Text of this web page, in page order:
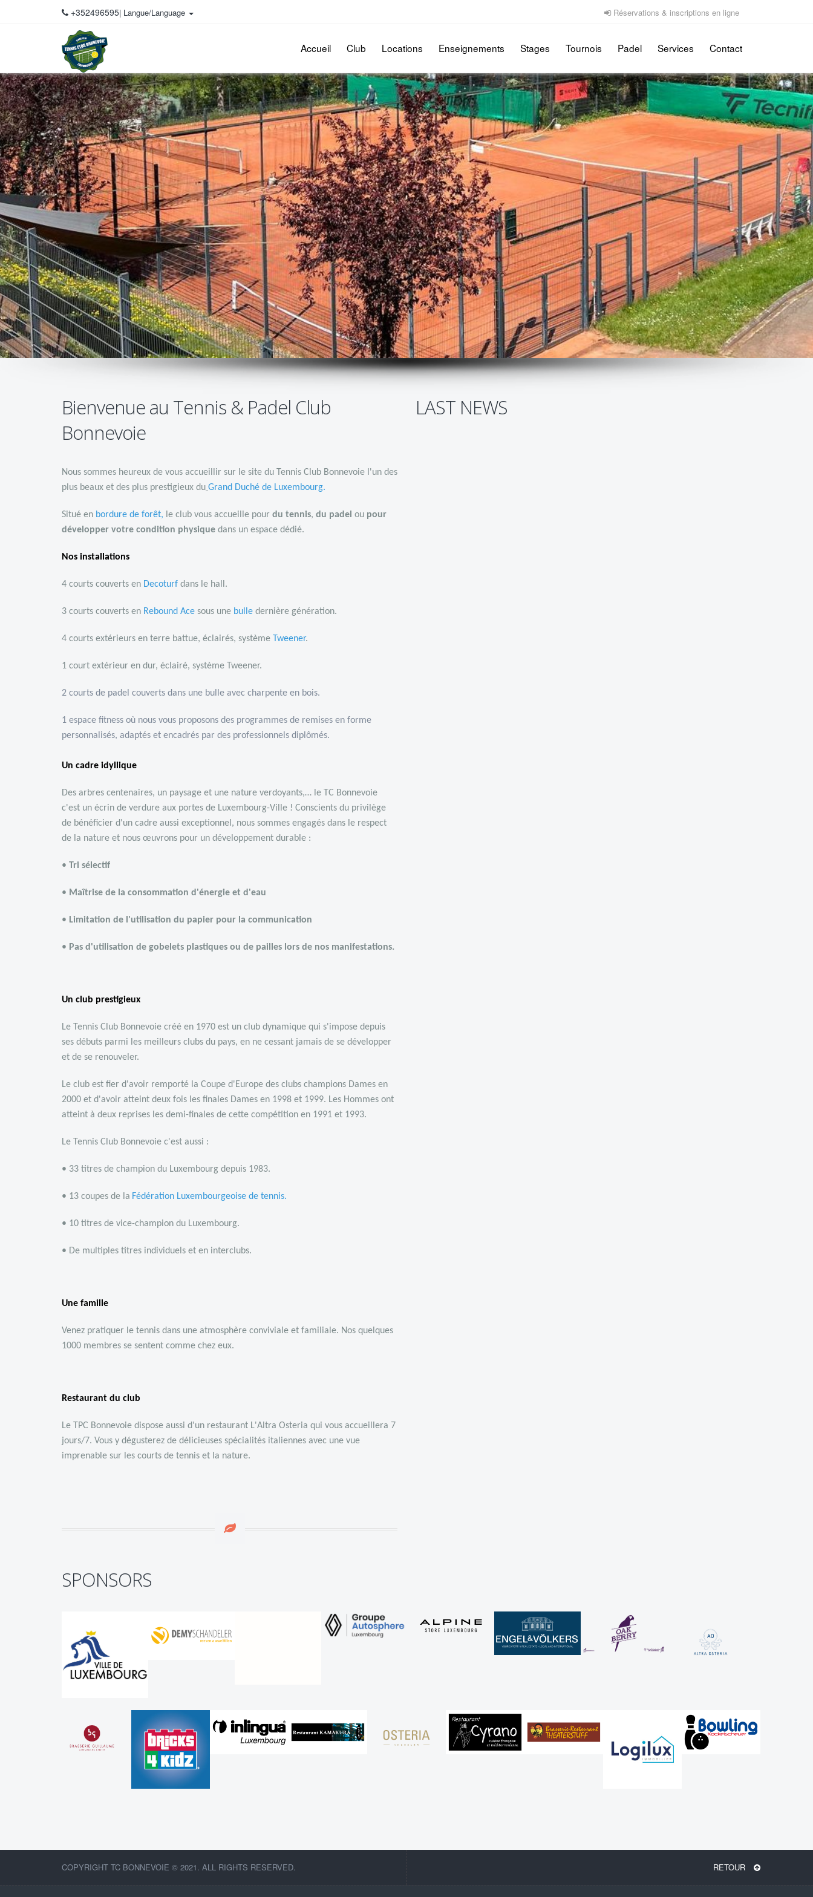
+352496595 Réservations & inscriptions en ligne
| Langue/Language
Accueil Club Locations Enseignements Stages Tournois Padel Services Contact
Bienvenue au Tennis & Padel Club
Bonnevoie
Nous sommes heureux de vous accueillir sur le site du Tennis Club Bonnevoie l'un des
plus beaux et des plus prestigieux du Grand Duché de Luxembourg.
Situé en bordure de forêt, le club vous accueille pour du tennis, du padel ou pour
développer votre condition physique dans un espace dédié.
Nos installations
4 courts couverts en Decoturf dans le hall.
3 courts couverts en Rebound Ace sous une bulle dernière génération.
4 courts extérieurs en terre battue, éclairés, système weener.
1 court extérieur en dur, éclairé, système Tweener.
2 courts de padel couverts dans une bulle avec charpente en bois.
1 espace fitness où nous vous proposons des programmes de remises en forme
personnalisés, adaptés et encadrés par des professionnels diplômés.
Un cadre idyllique
Des arbres centenaires, un paysage et une nature verdoyants,… le TC Bonnevoie
c'est un écrin de verdure aux portes de Luxembourg-Ville ! Conscients du privilège
de bénéficier d'un cadre aussi exceptionnel, nous sommes engagés dans le respect
de la nature et nous œuvrons pour un développement durable :
• Tri sélectif
• Maîtrise de la consommation d'énergie et d'eau
• Limitation de l'utilisation du papier pour la communication
• Pas d'utilisation de gobelets plastiques ou de pailles lors de nos manifestations.
Un club prestigieux
Le Tennis Club Bonnevoie créé en 1970 est un club dynamique qui s'impose depuis
ses débuts parmi les meilleurs clubs du pays, en ne cessant jamais de se développer
et de se renouveler.
Le club est fier d'avoir remporté la Coupe d'Europe des clubs champions Dames en
2000 et d'avoir atteint deux fois les finales Dames en 1998 et 1999. Les Hommes ont
atteint à deux reprises les demi-finales de cette compétition en 1991 et 1993.
Le Tennis Club Bonnevoie c'est aussi :
• 33 titres de champion du Luxembourg depuis 1983.
• 13 coupes de la Fédération Luxembourgeoise de tennis.
• 10 titres de vice-champion du Luxembourg.
• De multiples titres individuels et en interclubs.
Une famille
Venez pratiquer le tennis dans une atmosphère conviviale et familiale. Nos quelques
1000 membres se sentent comme chez eux.
Restaurant du club
Le TPC Bonnevoie dispose aussi d'un restaurant L'Altra Osteria qui vous accueillera 7
jours/7. Vous y dégusterez de délicieuses spécialités italiennes avec une vue
imprenable sur les courts de tennis et la nature.
LAST NEWS
SPONSORS
COPYRIGHT TC BONNEVOIE © 2021. ALL RIGHTS RESERVED. RETOUR